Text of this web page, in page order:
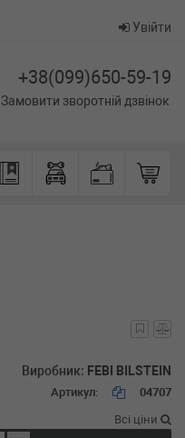
Увійти
+38(099)650-59-19
Замовити зворотній дзвінок
Виробник: FEBI BILSTEIN
Артикул: 04707
Всі ціни